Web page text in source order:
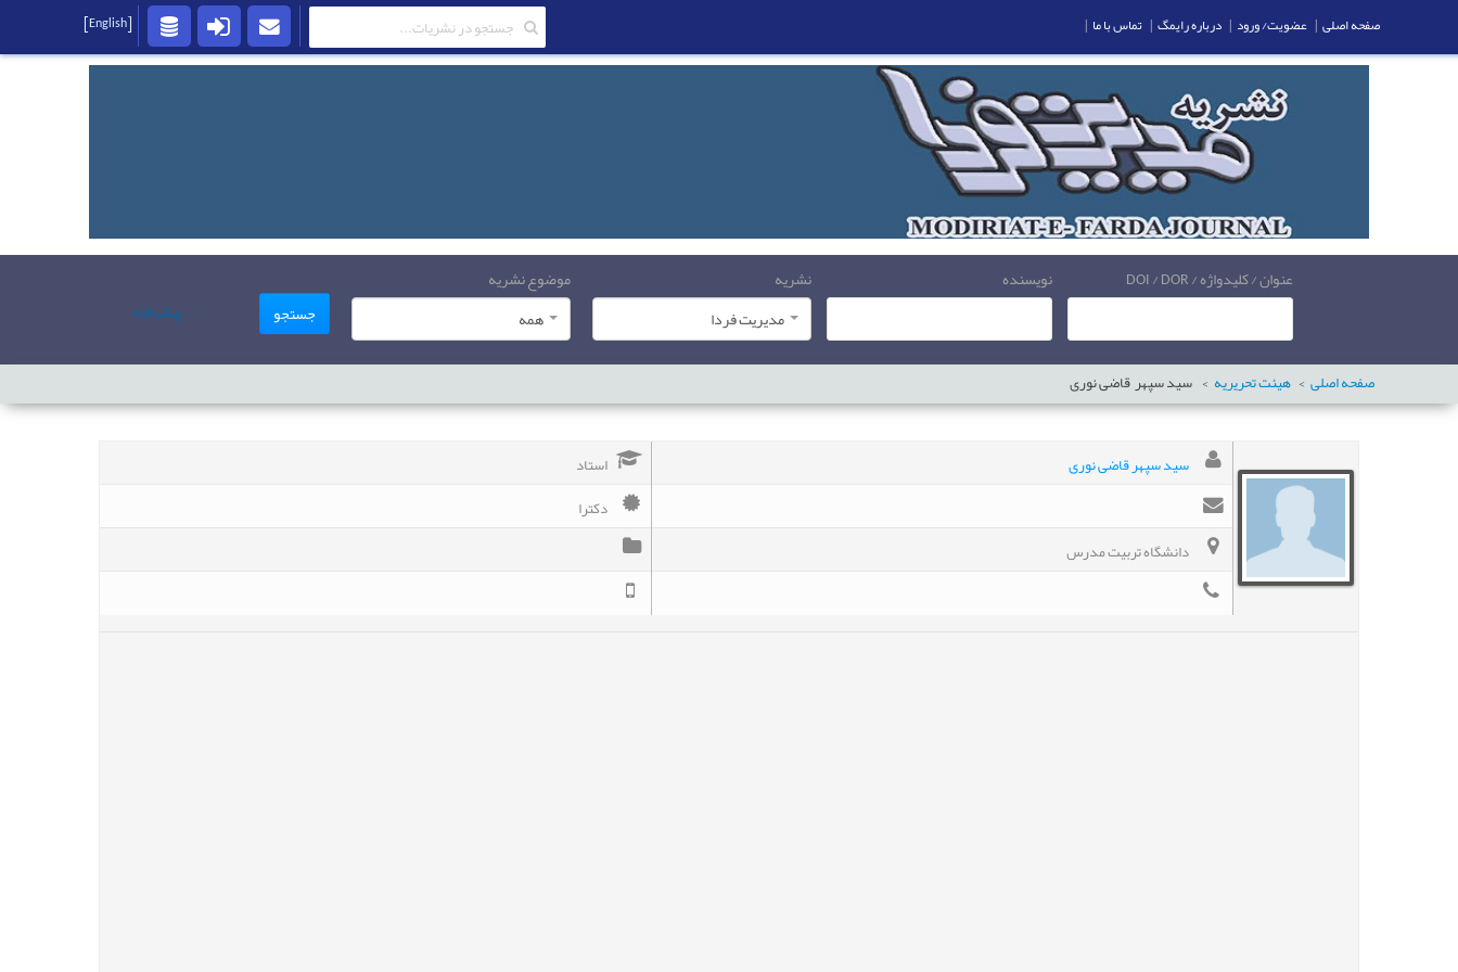
عنوان / کلیدواژه / DOI / DOR نویسنده
نشریه
مدیریت فردا
موضوع نشریه
همه
جستجو پیشرفته
صفحه اصلی هیئت تحریریه سید سپهرقاضی نوری
سید سپهر قاضی نوری
استاد
دکترا
دانشگاه تربیت مدرس
صفحه اصلی | عضویت/ ورود | درباره رایمگ | تماس با ما |
[English]